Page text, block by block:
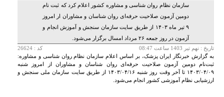
سازمان نظام روان شناسی و مشاوره کشور اعلام کرد که ثبت نام
دومین آزمون صلاحیت حرفه‌ای روان شناسان و مشاوران ار امروز
۹ تیر ماه ۱۴۰۳ از طریق سایت سازمان سنجش و آموزش انجام و
آزمون در روز جمعه ۲۶ مرداد امسال برگزار می‌شود.
تاريخ : نهم تير 1403 ساعت 08:47
کد : 26624
به گزارش خبرنگار ایران پزشک، بر اساس اعلام سازمان نظام روان شناسی و مشاوره:
ثبت‌نام دومین آزمون صلاحیت حرفه‌ای روان شناسان و مشاوران از امروز شنبه
۱۴۰۳/۰۴/۰۹ تا آخر وقت روز شنبه ۱۴۰۳/۰۴/۱۶ از طریق سایت سازمان ملی سنجش و
ارزشیابی نظام آموزشی کشور انجام می‌شود.